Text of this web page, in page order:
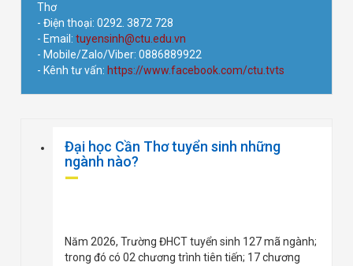
Thơ
- Điện thoại: 0292. 3872 728
- Email:tuyensinh@ctu.edu.vn
- Mobile/Zalo/Viber: 0886889922
- Kênh tư vấn: https://www.facebook.com/ctu.tvts
Đại học Cần Thơ tuyển sinh những
ngành nào?
Năm 2026, Trường ĐHCT tuyển sinh 127 mã ngành;
trong đó có 02 chương trình tiên tiến; 17 chương